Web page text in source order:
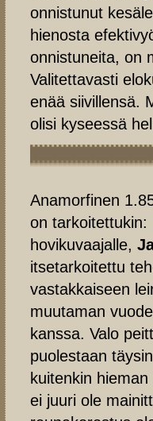
onnistunut
hienosta
onnistuneita, on
Valitettavasti
enää siivillensä.
olisi kyseessä
Anamorfinen
on tarkoitettukin:
hovikuvaajalle,
itsetarkoitettu
vastakkaiseen
muutaman
kanssa. Valo
puolestaan
kuitenkin
ei juuri ole